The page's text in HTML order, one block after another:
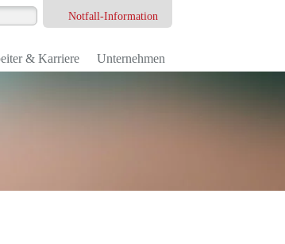
Notfall-Information
& Karriere Unternehmen